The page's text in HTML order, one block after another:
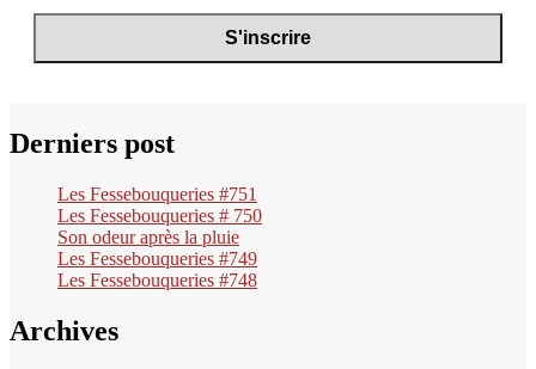
Derniers post
Les Fessebouqueries #751
Les Fessebouqueries # 750
Son odeur après la pluie
Les Fessebouqueries #749
Les Fessebouqueries #748
Archives